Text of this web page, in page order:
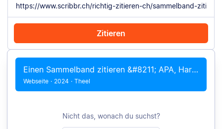
Zitieren
Mit Chrome zitieren Manuell zitieren
Einen Sammelband zitieren &#8211; APA, Harvard + Fußnoten
Webseite · 2024 · Theel
Nicht das, wonach du suchst?